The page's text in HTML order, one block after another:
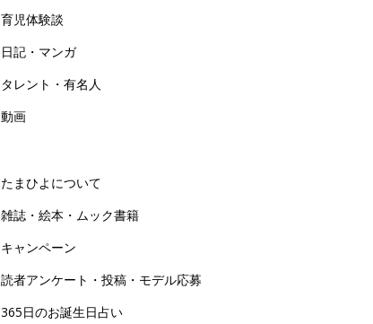
育児体験談
日記・マンガ
タレント・有名人
動画
たまひよについて
雑誌・絵本・ムック書籍
キャンペーン
読者アンケート・投稿・モデル応募
365日のお誕生日占い